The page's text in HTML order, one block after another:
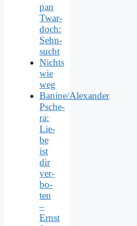
pan
Twar­
doch:
Sehn­
sucht
Nichts
wie
weg
Banine/Alexander
Psche­
ra:
Lie­
be
ist
dir
ver­
bo­
ten
–
Ernst